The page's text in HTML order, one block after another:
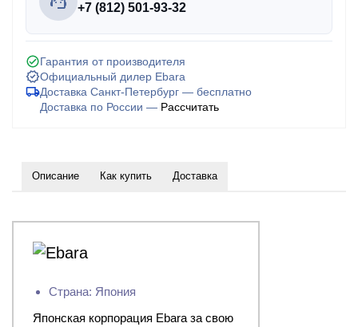
+7 (812) 501-93-32
Гарантия от производителя
Официальный дилер Ebara
Доставка Санкт-Петербург — бесплатно
Доставка по России — Рассчитать
Описание Как купить Доставка
Страна: Япония
Японская корпорация Ebara за свою